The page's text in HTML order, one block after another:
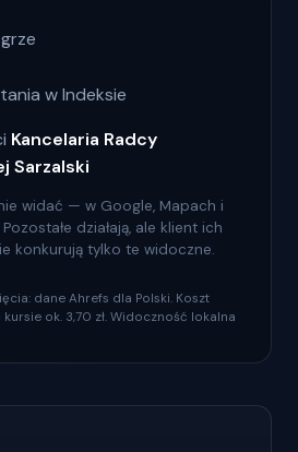
w Indeksie
Kancelaria Radcy
Sarzalski
widać — w Google, Mapach i
działają, ale klient ich
konkurują tylko te widoczne.
dane Ahrefs dla Polski. Koszt
ok. 3,70 zł. Widoczność lokalna